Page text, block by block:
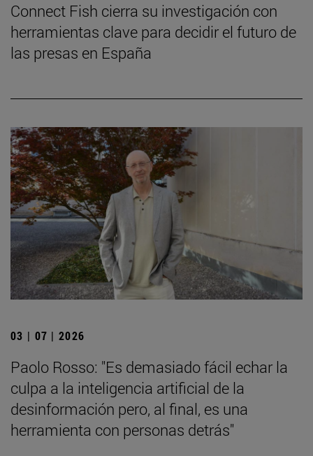
Connect Fish cierra su investigación con
herramientas clave para decidir el futuro de
las presas en España
03 | 07 | 2026
Paolo Rosso: "Es demasiado fácil echar la
culpa a la inteligencia artificial de la
desinformación pero, al final, es una
herramienta con personas detrás"